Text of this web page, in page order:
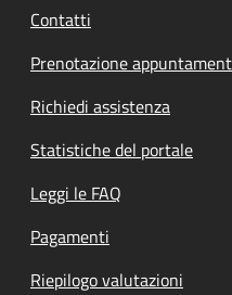
Contatti
Prenotazione
Richiedi assistenza
Statistiche del portale
Leggi le FAQ
Pagamenti
Riepilogo valutazioni